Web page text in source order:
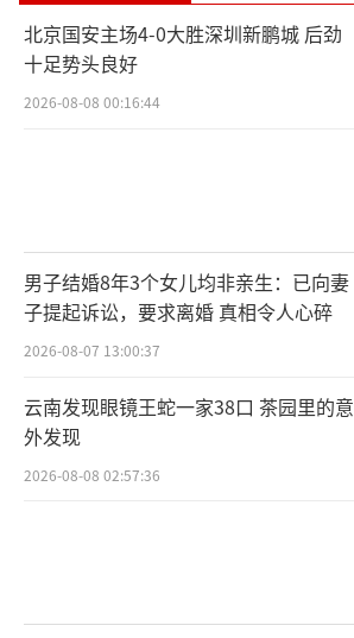
北京国安主场4-0大胜深圳新鹏城 后劲
十足势头良好
2026-08-08 00:16:44
男子结婚8年3个女儿均非亲生：已向妻
子提起诉讼，要求离婚 真相令人心碎
2026-08-07 13:00:37
云南发现眼镜王蛇一家38口 茶园里的意
外发现
2026-08-08 02:57:36